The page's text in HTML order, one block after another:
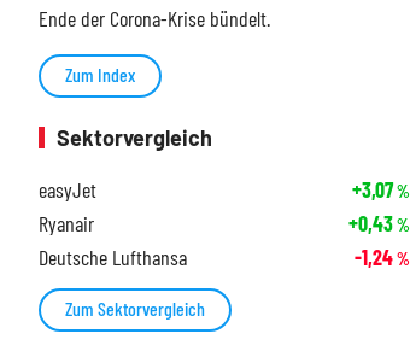
Ende der Corona-Krise bündelt.
Zum Index
Sektorvergleich
easyJet
+3,07%
Ryanair +0,43%
Deutsche Lufthansa -1,24%
Zum Sektorvergleich